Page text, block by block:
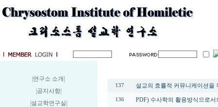
|연구소 소개
|공지사항
|설교학연구실
137 설교의 효률적 커뮤니케이션을
136 PDF) 수사학의 활용방식으로